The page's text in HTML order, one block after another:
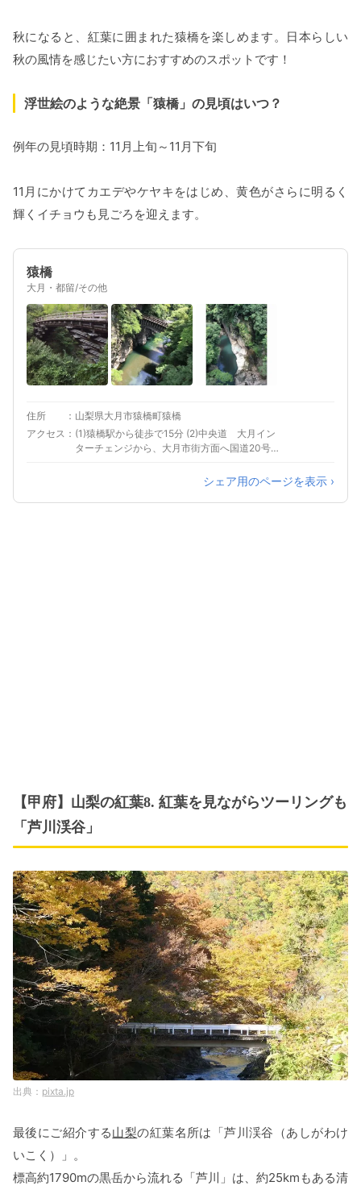
秋になると、紅葉に囲まれた猿橋を楽しめます。日本らしい
秋の風情を感じたい方におすすめのスポットです！
浮世絵のような絶景「猿橋」の見頃はいつ？
例年の見頃時期：11月上旬～11月下旬
11月にかけてカエデやケヤキをはじめ、黄色がさらに明るく
輝くイチョウも見ごろを迎えます。
猿橋
大月・都留/その他
住所
山梨県大月市猿橋町猿橋
アクセス
(1)猿橋駅から徒歩で15分 (2)中央道 大月イン
ターチェンジから、大月市街方面へ国道20号で
シェア用のページを表示 ›
【甲府】山梨の紅葉8. 紅葉を見ながらツーリングも
「芦川渓谷」
pixta.jp
最後にご紹介する山梨の紅葉名所は「芦川渓谷（あしがわけ
いこく）」。
標高約1790mの黒岳から流れる「芦川」は、約25kmもある清